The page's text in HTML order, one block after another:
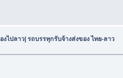
ไปลาว| รถบรรทุกรับจ้างส่งของ ไทย-ลาว